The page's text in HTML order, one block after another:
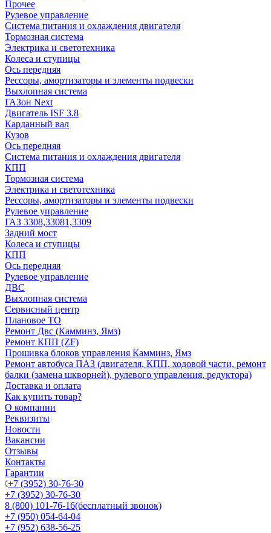
Прочее
Рулевое управление
Система питания и охлаждения двигателя
Тормозная система
Электрика и светотехника
Колеса и ступицы
Ось передняя
Рессоры, амортизаторы и элементы подвески
Выхлопная система
ГАЗон Next
Двигатель ISF 3.8
Карданный вал
Кузов
Ось передняя
Система питания и охлаждения двигателя
КПП
Тормозная система
Электрика и светотехника
Рессоры, амортизаторы и элементы подвески
Рулевое управление
ГАЗ 3308,33081,3309
Задний мост
Колеса и ступицы
КПП
Ось передняя
Рулевое управление
ДВС
Выхлопная система
Сервисный центр
Плановое ТО
Ремонт Двс (Камминз, Ямз)
Ремонт КПП (ZF)
Прошивка блоков управления Камминз, Ямз
Ремонт автобуса ПАЗ (двигателя, КПП, ходовой части, ремонт
балки (замена шкворней), рулевого управления, редуктора)
Доставка и оплата
Как купить товар?
О компании
Реквизиты
Новости
Вакансии
Отзывы
Контакты
Гарантии
+7 (3952) 30-76-30
+7 (3952) 30-76-30
8 (800) 101-76-16(бесплатный звонок)
+7 (950) 054-64-04
+7 (952) 638-56-25